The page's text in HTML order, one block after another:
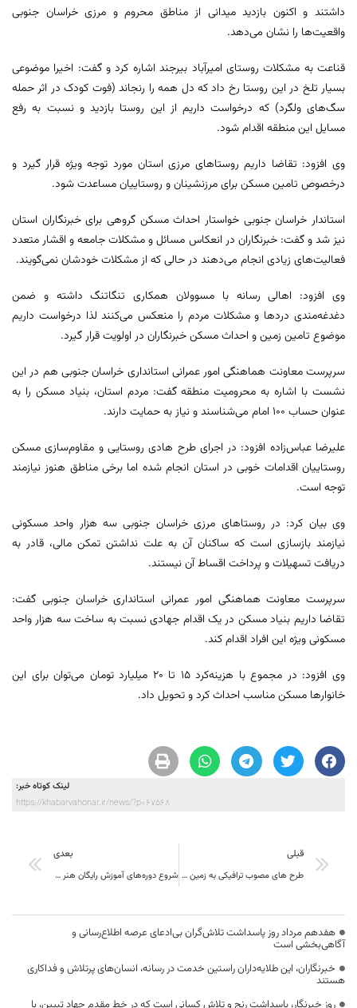
داشتند و اکنون بازدید میدانی از مناطق محروم و مرزی خراسان جنوبی
واقعیت‌ها را نشان می‌دهد.
قناعت به مشکلات روستای امیرآباد بیرجند اشاره کرد و گفت: اخیرا موضوعی
بسیار تلخ در این روستا رخ داد که دل همه را رنجاند (فوت کودک در اثر حمله
سگ‌های ولگرد) که درخواست داریم از این روستا بازدید و نسبت به رفع
مسایل این منطقه اقدام شود.
وی افزود: تقاضا داریم روستاهای مرزی استان مورد توجه ویژه قرار گیرد و
درخصوص تامین مسکن برای مرزنشینان و روستاییان مساعدت شود.
استاندار خراسان جنوبی خواستار احداث مسکن گروهی برای خبرنگاران استان
نیز شد و گفت: خبرنگاران در انعکاس مسائل و مشکلات جامعه و اقشار متعدد
فعالیت‌های زیادی انجام می‌دهند در حالی که از مشکلات خودشان نمی‌گویند.
وی افزود: اهالی رسانه با مسوولان همکاری تنگاتنگ داشته و ضمن
دغدغه‌مندی دردها و مشکلات مردم را منعکس می‌کنند لذا درخواست داریم
موضوع تامین زمین و احداث مسکن خبرنگاران در اولویت قرار گیرد.
سرپرست معاونت هماهنگی امور عمرانی استانداری خراسان جنوبی هم در این
نشست با اشاره به محرومیت منطقه گفت: مردم استان، بنیاد مسکن را به
عنوان حساب ۱۰۰ امام می‌شناسند و نیاز به حمایت دارند.
علیرضا عباس‌زاده افزود: در اجرای طرح هادی روستایی و مقاوم‌سازی مسکن
روستاییان اقدامات خوبی در استان انجام شده اما برخی مناطق هنوز نیازمند
توجه است.
وی بیان کرد: در روستاهای مرزی خراسان جنوبی سه هزار واحد مسکونی
نیازمند بازسازی است که ساکنان آن به علت نداشتن تمکن مالی، قادر به
دریافت تسهیلات و پرداخت اقساط آن نیستند.
سرپرست معاونت هماهنگی امور عمرانی استانداری خراسان جنوبی گفت:
تقاضا داریم بنیاد مسکن در یک اقدام جهادی نسبت به ساخت سه هزار واحد
مسکونی ویژه این افراد اقدام کند.
وی افزود: در مجموع با هزینه‌کرد ۱۵ تا ۲۰ میلیارد تومان می‌توان برای این
خانوارها مسکن مناسب احداث کرد و تحویل داد.
لینک کوتاه خبر:
https://khabarvahonar.ir/news/?p=67568
قبلی
طرح های مصوب ترافیکی به زمین مانده مرکز خراسان جنوبی می بایست اجرایی شود
بعدی
شروع دوره‌های آموزش رایگان هنر از ۹ بهمن
هفدهم مرداد روز پاسداشت تلاش‌گران بی‌ادعای عرصه اطلاع‌رسانی و
آگاهی‌بخشی است
خبرنگاران، این طلایه‌داران راستین خدمت در رسانه، انسان‌های پرتلاش و فداکاری
هستند